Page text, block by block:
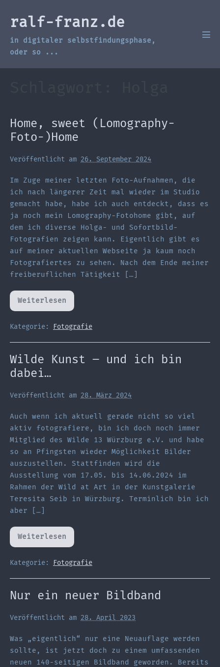
Inhalt
springen
ralf-franz.de
in digitaler selbstfindungsphase,
oder so ...
Home, sweet (Lomography-
Foto-)Home
Veröffentlicht am 26. September 2024
Im Zuge meiner letzten Foto-Aufnahmen, die
ich nach längerer Zeit mal wieder im Studio
gemacht habe, habe ich auch entdeckt, dass es
ja noch mein Lomography-Fotohome gibt, auf
dem ich diverse Holga- und Sofortbild-
Fotografien zeigen kann. Eigentlich gibt es
auf meiner aktuellen Webseite ja kaum noch
Fotografiertes zu sehen. Nach dem Ende meiner
freiberuflichen Tätigkeit […]
Weiterlesen
Home,
sweet
Foto-)Home
Kategorie: Fotografie
Wilde Kunst – und ich bin
dabei…
Veröffentlicht am 28. März 2024
Auch wenn ich aktuell gerade nicht so viel
aktiv fotografiere, bin ich doch noch immer
Mitglied des Wilde 13 Würzburg e.V. und habe
so an Pfingsten wieder Möglichkeit Bilder
auszustellen. Stattfinden wird die
Ausstellung vom 17.05. bis 14.06.2024 im
Rahmen der Wild at Art in der Kunstgalerie
Teresita Seib in Würzburg. Terminlich bin ich
aber […]
Weiterlesen
Wilde
Kunst
und
ich
dabei…
Kategorie: Fotografie
Nur ein neuer Bildband
Veröffentlicht am 28. April 2023
Was „eigentlich“ nur eine Neuauflage werden
sollte, ist jetzt doch zu einem umfassenden
neuen 140-seitigen Bildband geworden. Bereits